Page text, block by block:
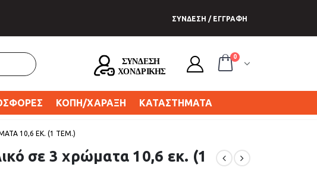
ΣΥΝΔΕΣΗ / ΕΓΓΡΑΦΗ
0
ΚΟΠΗ/ΧΑΡΑΞΗ ΚΑΤΑΣΤΗΜΑΤΑ
10,6 ΕΚ. (1 ΤΕΜ.)
σε 3 χρώματα 10,6 εκ. (1